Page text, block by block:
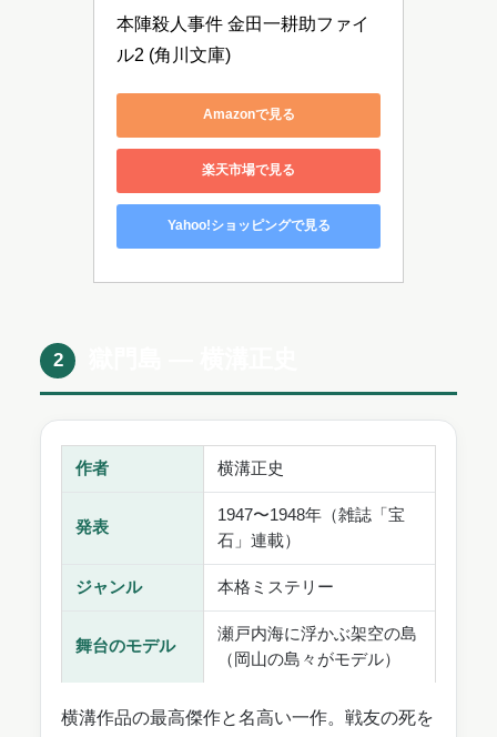
本陣殺人事件 金田一耕助ファイ
ル2 (角川文庫)
Amazonで見る
楽天市場で見る
Yahoo!ショッピングで見る
2
作者 横溝正史
発表
1947〜1948年（雑誌「宝
石」連載）
ジャンル 本格ミステリー
舞台のモデル
瀬戸内海に浮かぶ架空の島
（岡山の島々がモデル）
横溝作品の最高傑作と名高い一作。戦友の死を